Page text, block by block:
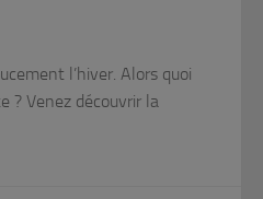
l’hiver. Alors quoi
? Venez découvrir la